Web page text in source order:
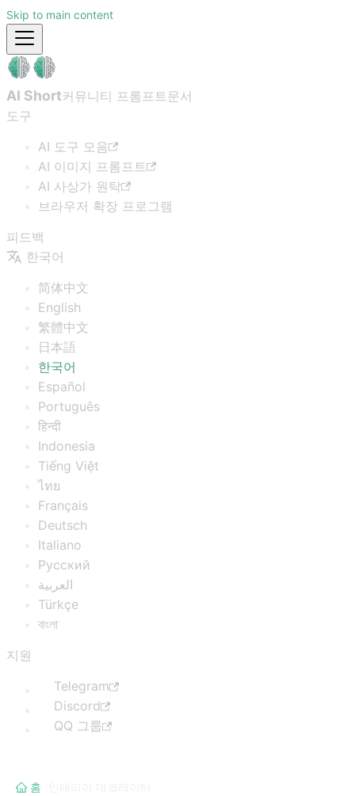
Skip to main content
AI Short커뮤니티 프롬프트문서
도구
AI 도구 모음
AI 이미지 프롬프트
AI 사상가 원탁
브라우저 확장 프로그램
피드백
한국어
简体中文
English
繁體中文
日本語
한국어
Español
Português
हिन्दी
Indonesia
Tiếng Việt
ไทย
Français
Deutsch
Italiano
Русский
العربية
Türkçe
বাংলা
지원
Telegram
Discord
QQ 그룹
홈